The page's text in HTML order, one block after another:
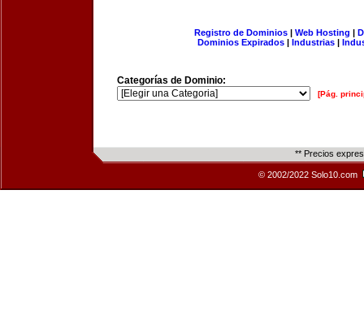
Registro de Dominios| Web Hosting |
Dominios Expirados | Industrias |
Categorías de Dominio:
[Pág.
** Precios
© 2002/2022 Solo10.com